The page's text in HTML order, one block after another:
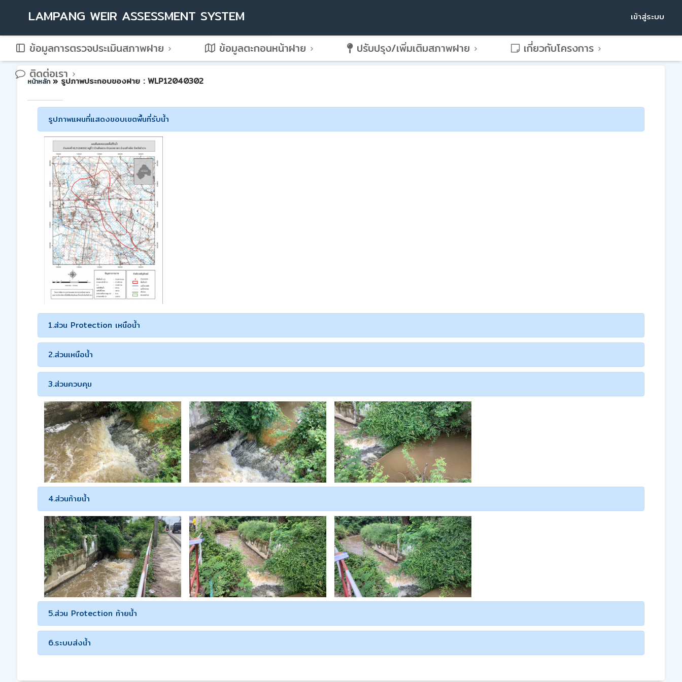
LAMPANG WEIR ASSESSMENT SYSTEM เข้าสู่ระบบ
ข้อมูลการตรวจประเมินสภาพฝาย ข้อมูลตะกอนหน้าฝาย ปรับปรุง/เพิ่มเติมสภาพฝาย
เกี่ยวกับโครงการ
ติดต่อเรา
หน้าหลัก » รูปภาพประกอบของฝาย : WLP12040302
รูปภาพแผนที่แสดงขอบเขตพื้นที่รับน้ำ
1.ส่วน Protection เหนือน้ำ
2.ส่วนเหนือน้ำ
3.ส่วนควบคุม
4.ส่วนท้ายน้ำ
5.ส่วน Protection ท้ายน้ำ
6.ระบบส่งน้ำ